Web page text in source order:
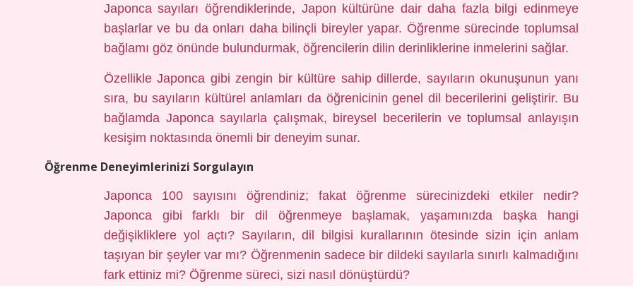
Japonca sayıları öğrendiklerinde, Japon kültürüne dair daha fazla bilgi edinmeye
başlarlar ve bu da onları daha bilinçli bireyler yapar. Öğrenme sürecinde toplumsal
bağlamı göz önünde bulundurmak, öğrencilerin dilin derinliklerine inmelerini sağlar.
Özellikle Japonca gibi zengin bir kültüre sahip dillerde, sayıların okunuşunun yanı
sıra, bu sayıların kültürel anlamları da öğrenicinin genel dil becerilerini geliştirir. Bu
bağlamda Japonca sayılarla çalışmak, bireysel becerilerin ve toplumsal anlayışın
kesişim noktasında önemli bir deneyim sunar.
Öğrenme Deneyimlerinizi Sorgulayın
Japonca 100 sayısını öğrendiniz; fakat öğrenme sürecinizdeki etkiler nedir?
Japonca gibi farklı bir dil öğrenmeye başlamak, yaşamınızda başka hangi
değişikliklere yol açtı? Sayıların, dil bilgisi kurallarının ötesinde sizin için anlam
taşıyan bir şeyler var mı? Öğrenmenin sadece bir dildeki sayılarla sınırlı kalmadığını
fark ettiniz mi? Öğrenme süreci, sizi nasıl dönüştürdü?